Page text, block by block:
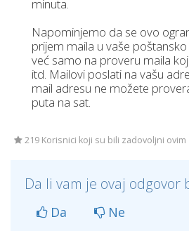
minutа.
Napominjemo da se ovo
prijem maila u vaše
već samo na proveru maila
itd. Mailovi poslati na vašu
mail adresu ne možete
puta na sat.
219 Korisnici koji su bili zadovoljni
Da li vam je ovaj odgovor
Da Ne